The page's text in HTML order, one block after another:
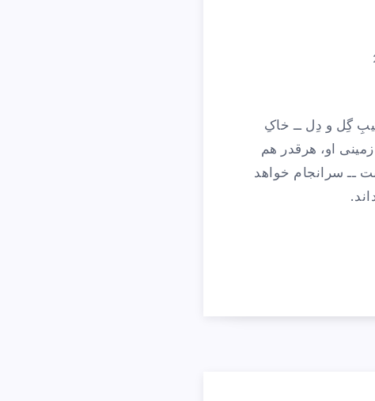
گِل و دِل ــ خاکِ
او، هرقدر هم
ــ سرانجام خواهد